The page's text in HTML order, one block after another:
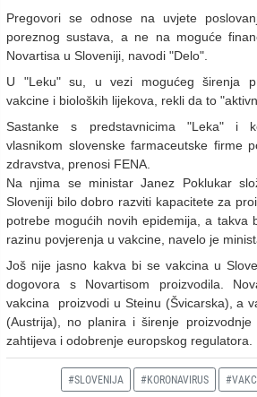
Pregovori se odnose na uvjete
poreznog sustava, a ne na moguće
Novartisa u Sloveniji, navodi "Delo".
U "Leku" su, u vezi mogućeg širenja
vakcine i bioloških lijekova, rekli da to
Sastanke s predstavnicima "Leka" i
vlasnikom slovenske farmaceutske firme
zdravstva, prenosi FENA.
Na njima se ministar Janez Poklukar
Sloveniji bilo dobro razviti kapacitete za
potrebe mogućih novih epidemija, a takva
razinu povjerenja u vakcine, navelo je
Još nije jasno kakva bi se vakcina u
dogovora s Novartisom proizvodila.
vakcina proizvodi u Steinu (Švicarska), a
(Austrija), no planira i širenje
zahtijeva i odobrenje europskog regulatora.
#SLOVENIJA #KORONAVIRUS